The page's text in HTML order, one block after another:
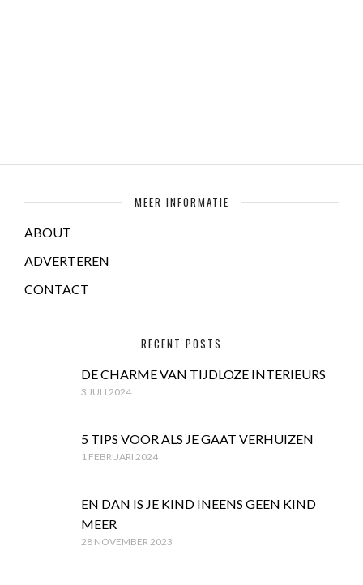
MEER INFORMATIE
ABOUT
ADVERTEREN
CONTACT
RECENT POSTS
DE CHARME VAN TIJDLOZE INTERIEURS
3 JULI 2024
5 TIPS VOOR ALS JE GAAT VERHUIZEN
1 FEBRUARI 2024
EN DAN IS JE KIND INEENS GEEN KIND
MEER
28 NOVEMBER 2023